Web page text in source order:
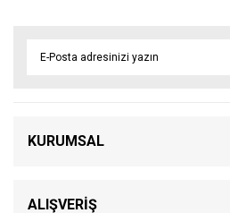
KURUMSAL
ALIŞVERİŞ